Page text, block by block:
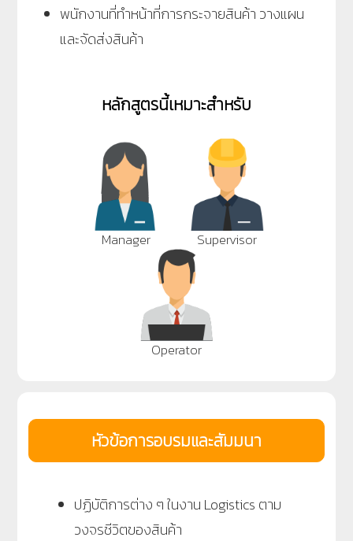
พนักงานที่ทำหน้าที่การกระจายสินค้า วางแผน
และจัดส่งสินค้า
หลักสูตรนี้เหมาะสำหรับ
Manager Supervisor
Operator
หัวข้อการอบรมและสัมมนา
ปฏิบัติการต่าง ๆ ในงาน Logistics ตาม
วงจรชีวิตของสินค้า